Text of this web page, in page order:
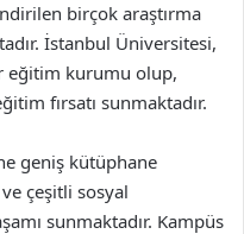
birçok araştırma
İstanbul Üniversitesi,
eğitim kurumu olup,
fırsatı sunmaktadır.
geniş kütüphane
çeşitli sosyal
sunmaktadır. Kampüs